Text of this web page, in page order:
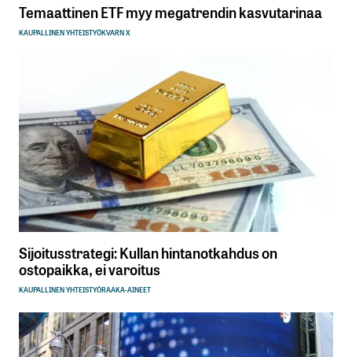
Temaattinen ETF myy megatrendin kasvutarinaa
KAUPALLINEN YHTEISTYÖKVARN X
Sijoitusstrategi: Kullan hintanotkahdus on
ostopaikka, ei varoitus
KAUPALLINEN YHTEISTYÖRAAKA-AINEET